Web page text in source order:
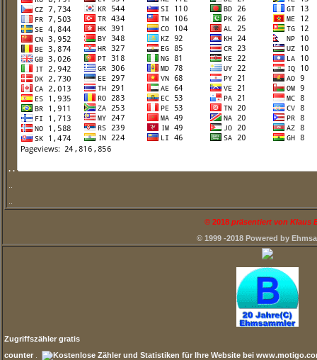
. .
© 2018 präsentiert von Klaus
© 1999 -2018 Powered by
Zugriffszähler gratis
counter